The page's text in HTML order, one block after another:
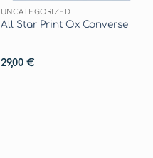
UNCATEGORIZED
All Star Print Ox Converse
29,00 €